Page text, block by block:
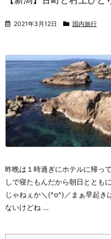
2021年3月12日 国内旅行
昨晩は１時過ぎにホテルに帰っ
しで寝たもんだから朝日ととも
じゃねぇか＼(^o^)／ まぁ早起き
ないけどね ...